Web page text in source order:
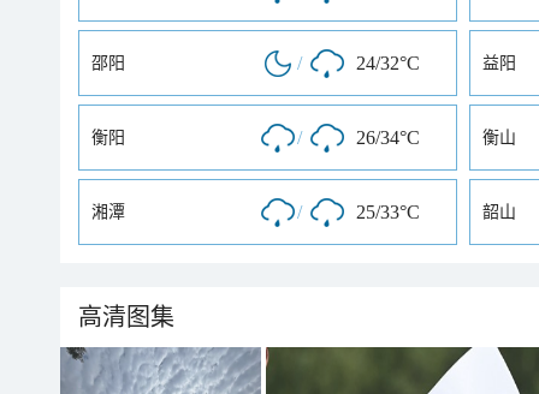
邵阳 / 24/32°C 益阳
衡阳 / 26/34°C 衡山
湘潭 / 25/33°C 韶山
高清图集